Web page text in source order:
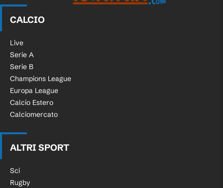
CALCIO
Live
Serie A
Serie B
Champions League
Europa League
Calcio Estero
Calciomercato
ALTRI SPORT
Sci
Rugby